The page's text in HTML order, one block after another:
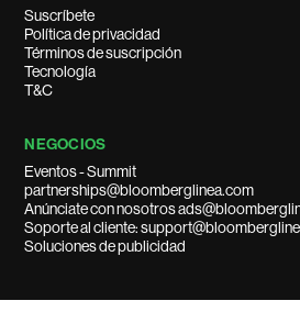
Suscríbete
Política de privacidad
Términos de suscripción
Tecnología
T&C
NEGOCIOS
Eventos - Summit
partnerships@bloomberglinea.com
Anúnciate con nosotros
Soporte al cliente:
Soluciones de publicidad